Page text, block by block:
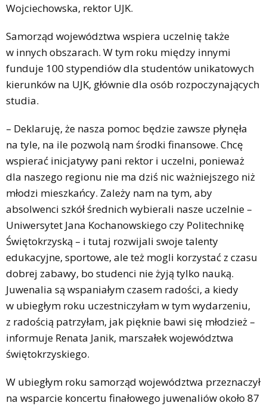
Wojciechowska, rektor UJK.
Samorząd województwa wspiera uczelnię także
w innych obszarach. W tym roku między innymi
funduje 100 stypendiów dla studentów unikatowych
kierunków na UJK, głównie dla osób rozpoczynających
studia.
– Deklaruję, że nasza pomoc będzie zawsze płynęła
na tyle, na ile pozwolą nam środki finansowe. Chcę
wspierać inicjatywy pani rektor i uczelni, ponieważ
dla naszego regionu nie ma dziś nic ważniejszego niż
młodzi mieszkańcy. Zależy nam na tym, aby
absolwenci szkół średnich wybierali nasze uczelnie –
Uniwersytet Jana Kochanowskiego czy Politechnikę
Świętokrzyską – i tutaj rozwijali swoje talenty
edukacyjne, sportowe, ale też mogli korzystać z czasu
dobrej zabawy, bo studenci nie żyją tylko nauką.
Juwenalia są wspaniałym czasem radości, a kiedy
w ubiegłym roku uczestniczyłam w tym wydarzeniu,
z radością patrzyłam, jak pięknie bawi się młodzież –
informuje Renata Janik, marszałek województwa
świętokrzyskiego.
W ubiegłym roku samorząd województwa przeznaczył
na wsparcie koncertu finałowego juwenaliów około 87